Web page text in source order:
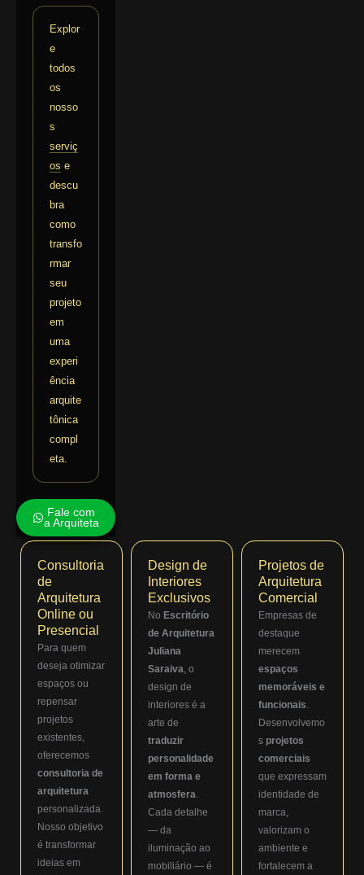
Explor
e
todos
os
nosso
s
serviç
os e
descu
bra
como
transfo
rmar
seu
projeto
em
uma
experi
ência
arquite
tônica
compl
eta.
Fale com
a Arquiteta
Consultoria
de
Arquitetura
Online ou
Presencial
Para quem
deseja otimizar
espaços ou
repensar
projetos
existentes,
oferecemos
consultoria de
arquitetura
personalizada.
Nosso objetivo
é transformar
ideias em
Design de
Interiores
Exclusivos
No Escritório
de Arquitetura
Juliana
Saraiva , o
design de
interiores é a
arte de
traduzir
personalidade
em forma e
atmosfera
Cada detalhe
— da
iluminação ao
mobiliário — é
Projetos de
Arquitetura
Comercial
Empresas de
destaque
merecem
espaços
memoráveis e
funcionais
Desenvolvemo
s projetos
comerciais
que expressam
identidade de
marca,
valorizam o
ambiente e
fortalecem a